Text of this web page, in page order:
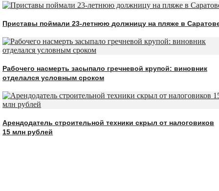
Приставы поймали 23-летнюю должницу на пляже в
Рабочего насмерть засыпало гречневой крупой: виновник
отделался условным сроком
Арендодатель строительной техники скрыл от налоговиков
15 млн рублей